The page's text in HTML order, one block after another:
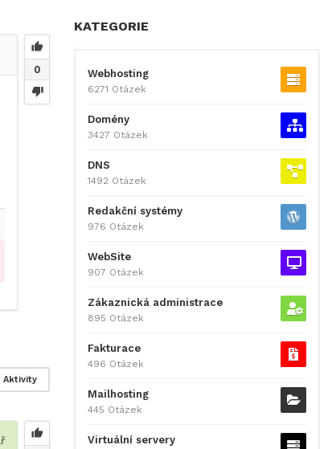
0
Aktivity
KATEGORIE
Webhosting
6271 Otázek
Domény
3427 Otázek
DNS
1492 Otázek
Redakční systémy
976 Otázek
WebSite
907 Otázek
Zákaznická administrace
895 Otázek
Fakturace
496 Otázek
Mailhosting
445 Otázek
Virtuální servery